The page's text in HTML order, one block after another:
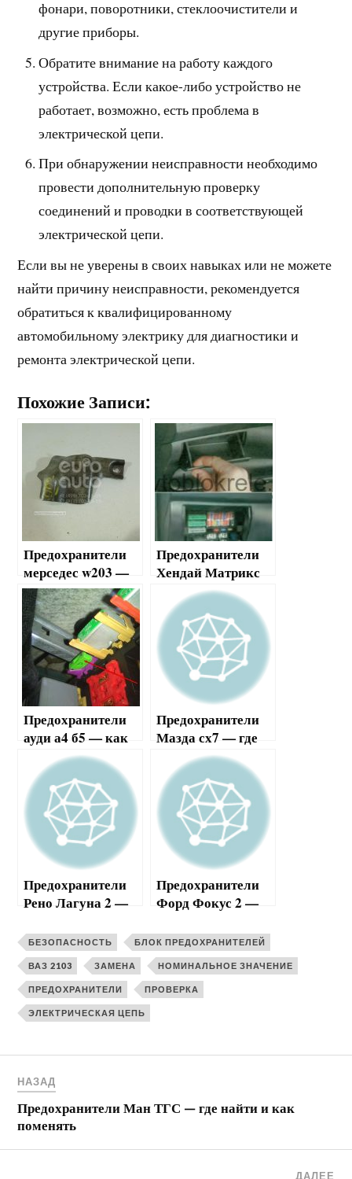
фонари, поворотники, стеклоочистители и
другие приборы.
Обратите внимание на работу каждого
устройства. Если какое-либо устройство не
работает, возможно, есть проблема в
электрической цепи.
При обнаружении неисправности необходимо
провести дополнительную проверку
соединений и проводки в соответствующей
электрической цепи.
Если вы не уверены в своих навыках или не можете
найти причину неисправности, рекомендуется
обратиться к квалифицированному
автомобильному электрику для диагностики и
ремонта электрической цепи.
Похожие Записи:
Предохранители
мерседес w203 —
как найти, замена
и проверка
Предохранители
Хендай Матрикс
— где найти и как
поменять
Предохранители
ауди а4 б5 — как
найти и как
заменить
Предохранители
Мазда сх7 — где
найти и как
поменять
Предохранители
Рено Лагуна 2 —
поменять
Предохранители
Форд Фокус 2 —
поменять
БЕЗОПАСНОСТЬ БЛОК ПРЕДОХРАНИТЕЛЕЙ
ВАЗ 2103 ЗАМЕНА НОМИНАЛЬНОЕ ЗНАЧЕНИЕ
ПРЕДОХРАНИТЕЛИ ПРОВЕРКА
ЭЛЕКТРИЧЕСКАЯ ЦЕПЬ
НАЗАД
Предохранители Ман ТГС — где найти и как
поменять
ДАЛЕЕ